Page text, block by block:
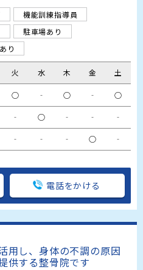
機能訓練指導員
駐車場あり
り
火 水 木 金 土
○ ‐ ○ ‐ ○
‐ ○ ‐ ‐ ‐
‐ ‐ ‐ ○ ‐
電話をかける
用し、身体の不調の原因
供する整骨院です